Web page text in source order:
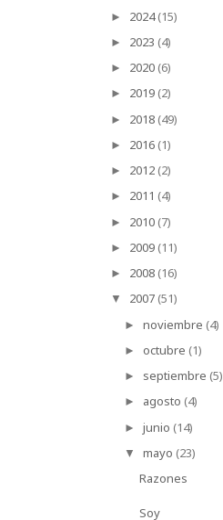
► 2024 (15)
► 2023 (4)
► 2020 (6)
► 2019 (2)
► 2018 (49)
► 2016 (1)
► 2012 (2)
► 2011 (4)
► 2010 (7)
► 2009 (11)
► 2008 (16)
▼ 2007 (51)
►noviembre (4)
►octubre (1)
► septiembre (5)
► agosto (4)
►junio (14)
▼ mayo (23)
Razones
Soy